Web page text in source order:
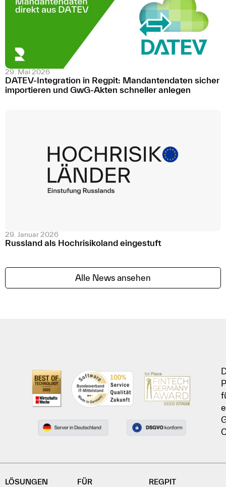
29. Mai 2026
DATEV-Integration in Regpit: Mandantendaten sicher
importieren und GwG-Akten schneller anlegen
29. Januar 2026
Russland als Hochrisikoland eingestuft
Alle News ansehen
LÖSUNGEN
FÜR
REGPIT